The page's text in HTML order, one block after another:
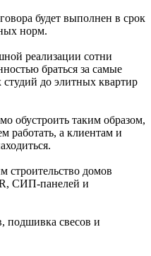
будет выполнен в срок
норм.
реализации сотни
браться за самые
до элитных квартир
обустроить таким образом,
работать, а клиентам и
строительство домов
СИП-панелей и
подшивка свесов и